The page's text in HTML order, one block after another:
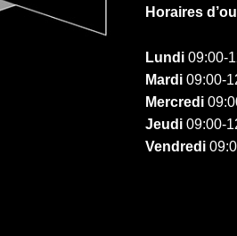
Horaires
Lundi09:00-
Mardi09:00-
Mercredi
Jeudi09:00-
Vendredi